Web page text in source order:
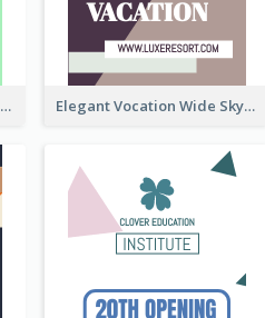
Interior Decoration Discount Wide Skyscraper Banner Elegant Vocation Wide Skyscraper Banner Design